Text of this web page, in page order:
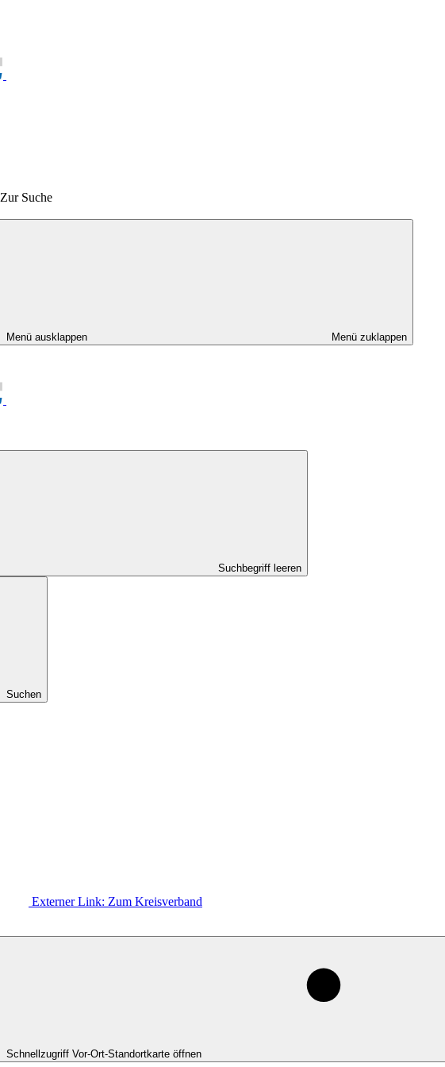
Zur Suche
Menü ausklappen Menü zuklappen
Suchbegriff leeren
Suchen
Externer Link: Zum Kreisverband
Schnellzugriff Vor-Ort-Standortkarte öffnen